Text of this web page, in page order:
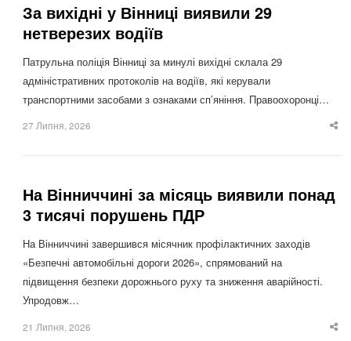
За вихідні у Вінниці виявили 29
нетверезих водіїв
Патрульна поліція Вінниці за минулі вихідні склала 29
адміністративних протоколів на водіїв, які керували
транспортними засобами з ознаками сп’яніння. Правоохоронці…
27 Липня, 2026
На Вінниччині за місяць виявили понад
3 тисячі порушень ПДР
На Вінниччині завершився місячник профілактичних заходів
«Безпечні автомобільні дороги 2026», спрямований на
підвищення безпеки дорожнього руху та зниження аварійності.
Упродовж…
21 Липня, 2026